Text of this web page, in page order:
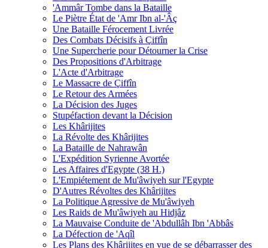
'Ammâr Tombe dans la Bataille
Le Piètre État de 'Amr Ibn al-'Âç
Une Bataille Férocement Livrée
Des Combats Décisifs à Çiffîn
Une Supercherie pour Détourner la Crise
Des Propositions d'Arbitrage
L'Acte d'Arbitrage
Le Massacre de Çiffîn
Le Retour des Armées
La Décision des Juges
Stupéfaction devant la Décision
Les Khârijites
La Révolte des Khârijites
La Bataille de Nahrawân
L'Expédition Syrienne Avortée
Les Affaires d'Egypte (38 H.)
L'Empiétement de Mu'âwiyeh sur l'Egypte
D'Autres Révoltes des Khârijites
La Politique Agressive de Mu'âwiyeh
Les Raids de Mu'âwiyeh au Hidjâz
La Mauvaise Conduite de 'Abdullâh Ibn 'Abbâs
La Défection de 'Aqîl
Les Plans des Khârijites en vue de se débarrasser des